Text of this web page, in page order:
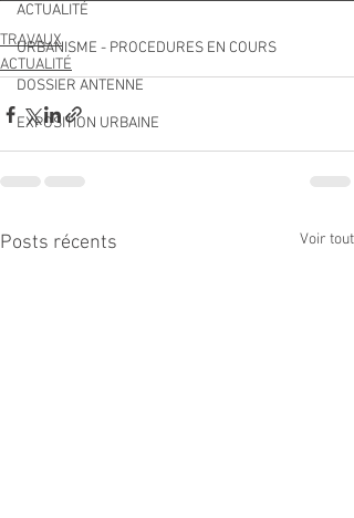
ACTUALITÉ
URBANISME - PROCEDURES EN COURS
DOSSIER ANTENNE
EXPOSITION URBAINE
TRAVAUX
ACTUALITÉ
Posts récents Voir tout